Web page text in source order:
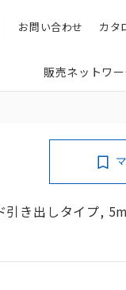
検索 カタ
お問い合わせ
販売ネットワー
き出しタイプ, 5m